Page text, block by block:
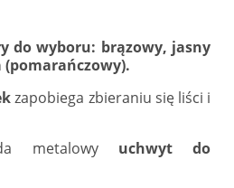
do wyboru: brązowy, jasny
zapobiega zbieraniu się liści i
metalowy uchwyt do